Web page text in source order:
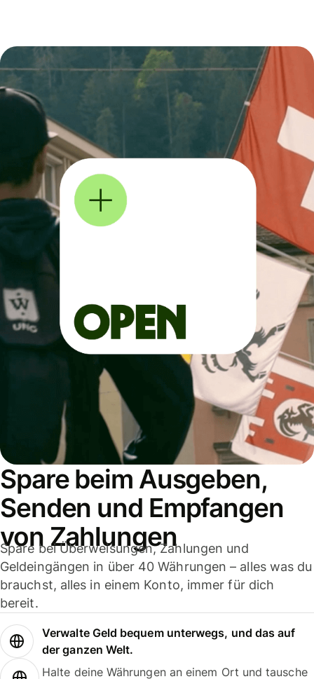
Spare beim Ausgeben,
Senden und Empfangen
von Zahlungen
Spare bei Überweisungen, Zahlungen und
Geldeingängen in über 40 Währungen – alles was du
brauchst, alles in einem Konto, immer für dich
bereit.
Verwalte Geld bequem unterwegs, und das auf
der ganzen Welt.
Halte deine Währungen an einem Ort und tausche